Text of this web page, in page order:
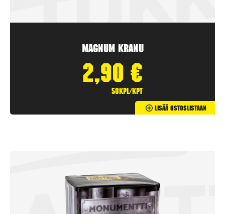
Magnum Kranu
2,90 €
50kpl/kpt
Lisää Ostoslistaan